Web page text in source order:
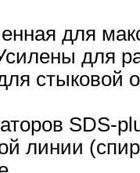
для
для
стыковой
SDS-
линии